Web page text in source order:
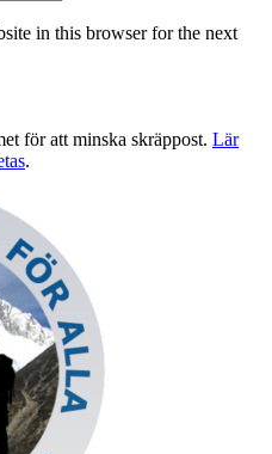
in this browser for the next
för att minska skräppost. Lär
.